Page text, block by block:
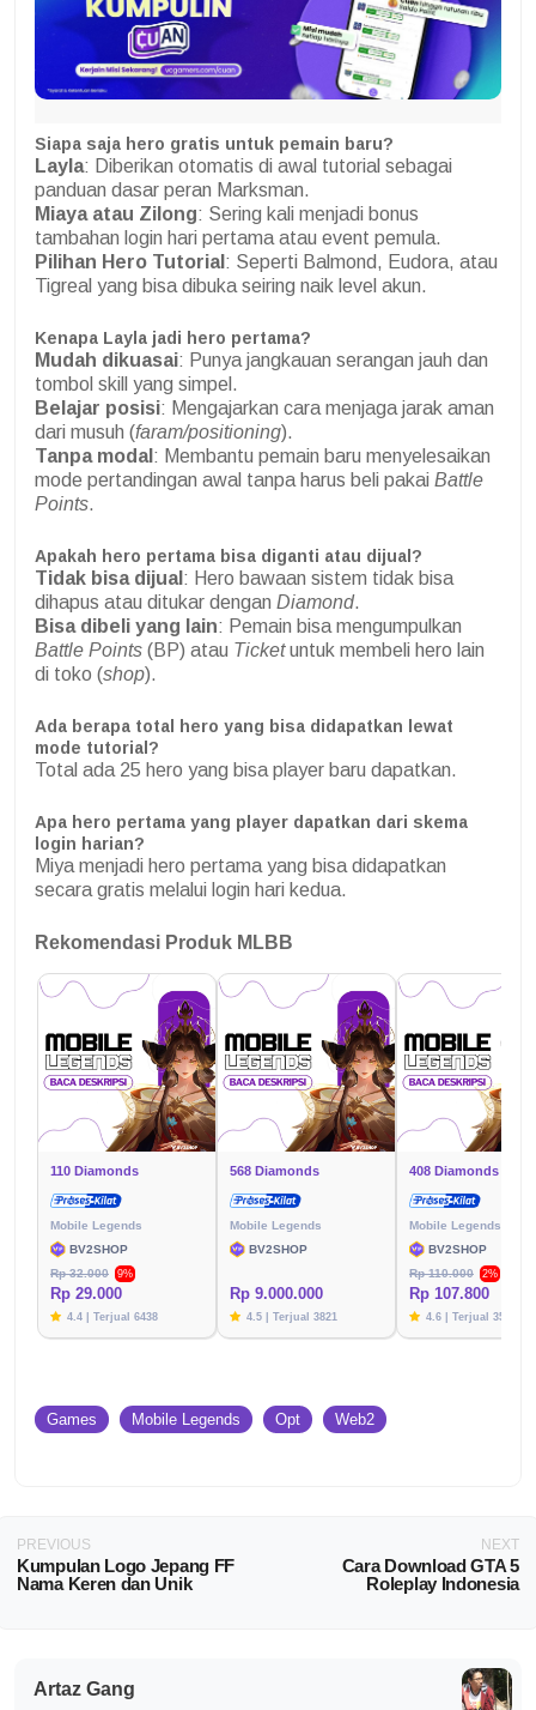
Siapa saja hero gratis untuk pemain baru?
Layla: Diberikan otomatis di awal tutorial sebagai
panduan dasar peran Marksman.
Miaya atau Zilong: Sering kali menjadi bonus
tambahan login hari pertama atau event pemula.
Pilihan Hero Tutorial : Seperti Balmond, Eudora, atau
Tigreal yang bisa dibuka seiring naik level akun.
Kenapa Layla jadi hero pertama?
Mudah dikuasai: Punya jangkauan serangan jauh dan
tombol skill yang simpel.
Belajar posisi: Mengajarkan cara menjaga jarak aman
dari musuh (faram/positioning).
Tanpa modal : Membantu pemain baru menyelesaikan
mode pertandingan awal tanpa harus beli pakai Battle
Points.
Apakah hero pertama bisa diganti atau dijual?
Tidak bisa dijual : Hero bawaan sistem tidak bisa
dihapus atau ditukar dengan Diamond.
Bisa dibeli yang lain: Pemain bisa mengumpulkan
Battle Points (BP) atau Ticketuntuk membeli hero lain
di toko (shop).
Ada berapa total hero yang bisa didapatkan lewat
mode tutorial?
Total ada 25 hero yang bisa player baru dapatkan.
Apa hero pertama yang player dapatkan dari skema
login harian?
Miya menjadi hero pertama yang bisa didapatkan
secara gratis melalui login hari kedua.
Rekomendasi Produk MLBB
110 Diamonds
Mobile Legends
BV2SHOP
Rp 32.000
9%
Rp 29.000
4.4 | Terjual 6438
568 Diamonds
Mobile Legends
BV2SHOP
Rp 9.000.000
4.5 | Terjual 3821
408 Diamonds
Mobile Legends
BV2SHOP
Rp 110.000
2%
Rp 107.800
4.6 | Terjual 3576
Games Mobile Legends Opt Web2
PREVIOUS
Kumpulan Logo Jepang FF
Nama Keren dan Unik
NEXT
Cara Download GTA 5
Roleplay Indonesia
Artaz Gang